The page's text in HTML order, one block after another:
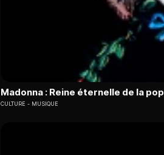
Madonna : Reine éternelle de la pop
CULTURE MUSIQUE